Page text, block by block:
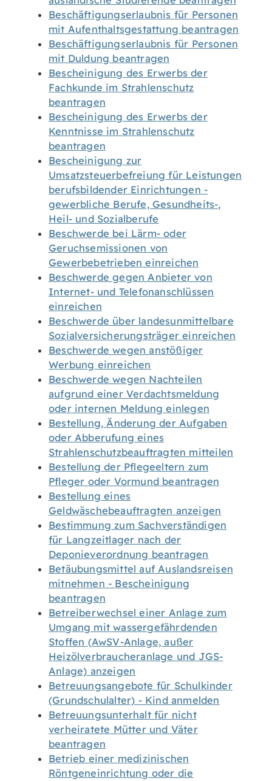
Beschäftigungserlaubnis für Personen
mit Aufenthaltsgestattung beantragen
Beschäftigungserlaubnis für Personen
mit Duldung beantragen
Bescheinigung des Erwerbs der
Fachkunde im Strahlenschutz
beantragen
Bescheinigung des Erwerbs der
Kenntnisse im Strahlenschutz
beantragen
Bescheinigung zur
Umsatzsteuerbefreiung für Leistungen
berufsbildender Einrichtungen -
gewerbliche Berufe, Gesundheits-,
Heil- und Sozialberufe
Beschwerde bei Lärm- oder
Geruchsemissionen von
Gewerbebetrieben einreichen
Beschwerde gegen Anbieter von
Internet- und Telefonanschlüssen
einreichen
Beschwerde über landesunmittelbare
Sozialversicherungsträger einreichen
Beschwerde wegen anstößiger
Werbung einreichen
Beschwerde wegen Nachteilen
aufgrund einer Verdachtsmeldung
oder internen Meldung einlegen
Bestellung, Änderung der Aufgaben
oder Abberufung eines
Strahlenschutzbeauftragten mitteilen
Bestellung der Pflegeeltern zum
Pfleger oder Vormund beantragen
Bestellung eines
Geldwäschebeauftragten anzeigen
Bestimmung zum Sachverständigen
für Langzeitlager nach der
Deponieverordnung beantragen
Betäubungsmittel auf Auslandsreisen
mitnehmen - Bescheinigung
beantragen
Betreiberwechsel einer Anlage zum
Umgang mit wassergefährdenden
Stoffen (AwSV-Anlage, außer
Heizölverbraucheranlage und JGS-
Anlage) anzeigen
Betreuungsangebote für Schulkinder
(Grundschulalter) - Kind anmelden
Betreuungsunterhalt für nicht
verheiratete Mütter und Väter
beantragen
Betrieb einer medizinischen
Röntgeneinrichtung oder die